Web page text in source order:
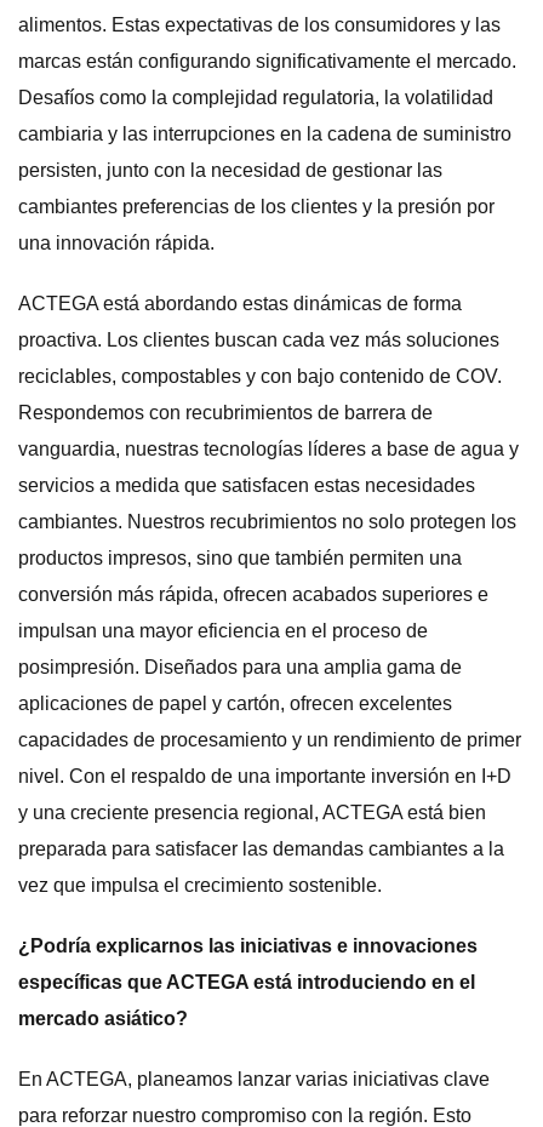
alimentos. Estas expectativas de los consumidores y las
marcas están configurando significativamente el mercado.
Desafíos como la complejidad regulatoria, la volatilidad
cambiaria y las interrupciones en la cadena de suministro
persisten, junto con la necesidad de gestionar las
cambiantes preferencias de los clientes y la presión por
una innovación rápida.
ACTEGA está abordando estas dinámicas de forma
proactiva. Los clientes buscan cada vez más soluciones
reciclables, compostables y con bajo contenido de COV.
Respondemos con recubrimientos de barrera de
vanguardia, nuestras tecnologías líderes a base de agua y
servicios a medida que satisfacen estas necesidades
cambiantes. Nuestros recubrimientos no solo protegen los
productos impresos, sino que también permiten una
conversión más rápida, ofrecen acabados superiores e
impulsan una mayor eficiencia en el proceso de
posimpresión. Diseñados para una amplia gama de
aplicaciones de papel y cartón, ofrecen excelentes
capacidades de procesamiento y un rendimiento de primer
nivel. Con el respaldo de una importante inversión en I+D
y una creciente presencia regional, ACTEGA está bien
preparada para satisfacer las demandas cambiantes a la
vez que impulsa el crecimiento sostenible.
¿Podría explicarnos las iniciativas e innovaciones
específicas que ACTEGA está introduciendo en el
mercado asiático?
En ACTEGA, planeamos lanzar varias iniciativas clave
para reforzar nuestro compromiso con la región. Esto